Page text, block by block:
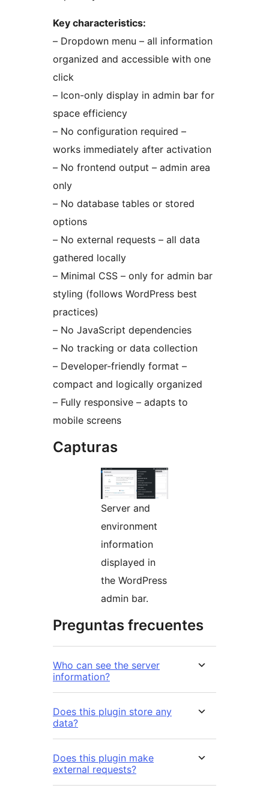
Key characteristics:
– Dropdown menu – all information
organized and accessible with one
click
– Icon-only display in admin bar for
space efficiency
– No configuration required –
works immediately after activation
– No frontend output – admin area
only
– No database tables or stored
options
– No external requests – all data
gathered locally
– Minimal CSS – only for admin bar
styling (follows WordPress best
practices)
– No JavaScript dependencies
– No tracking or data collection
– Developer-friendly format –
compact and logically organized
– Fully responsive – adapts to
mobile screens
Capturas
Server and
environment
information
displayed in
the WordPress
admin bar.
Preguntas frecuentes
Who can see the server
information?
Does this plugin store any
data?
Does this plugin make
external requests?